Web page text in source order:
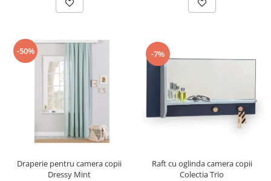
-50%
Draperie pentru camera copii
Dressy Mint
-7%
Raft cu oglinda camera copii
Colectia Trio